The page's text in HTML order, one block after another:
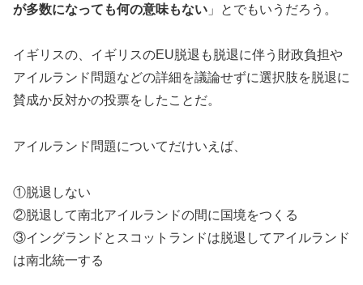
が多数になっても何の意味もない 」とでもいうだろう。
イギリスの、イギリスのEU脱退も脱退に伴う財政負担や
アイルランド問題などの詳細を議論せずに選択肢を脱退に
賛成か反対かの投票をしたことだ。
アイルランド問題についてだけいえば、
①脱退しない
②脱退して南北アイルランドの間に国境をつくる
③イングランドとスコットランドは脱退してアイルランド
は南北統一する